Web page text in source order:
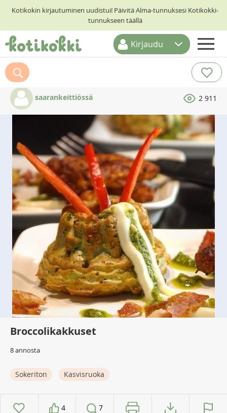
Kotikokin kirjautuminen uudistui! Päivitä Alma-tunnuksesi Kotikokki-
tunnukseen täällä
ETUSIVU
RESEPTIHAKU
RUOKATEEMAT
KOTIKOKIT
Kirjaudu
saarankeittiössä 2 911
Broccolikakkuset
8 annosta
Sokeriton Kasvisruoka
4 7